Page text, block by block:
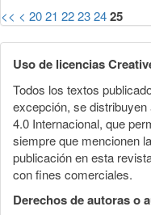
<< < 2021 22232425
Uso de licencias
Todos los textos
excepción, se
4.0 Internacional, que
siempre que mencionen
publicación en esta
con fines comerciales.
Derechos de autoras o